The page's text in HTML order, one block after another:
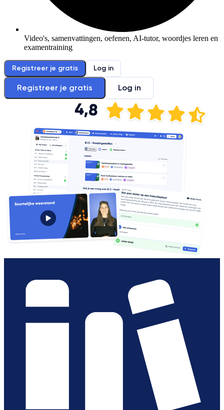
Video's, samenvattingen, oefenen, AI-tutor, woordjes leren en
examentraining
Registreer je gratis Log in
Registreer je gratis Log in